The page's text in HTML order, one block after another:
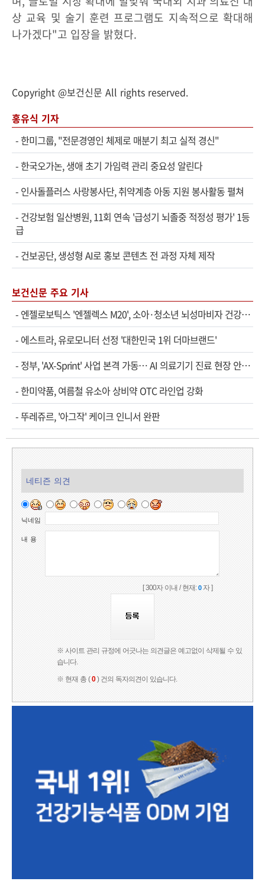
상 교육 및 술기 훈련 프로그램도 지속적으로 확대해
나가겠다"고 입장을 밝혔다.
Copyright @보건신문 All rights reserved.
홍유식 기자
- 한미그룹, "전문경영인 체제로 매분기 최고 실적 경신"
- 한국오가논, 생애 초기 가임력 관리 중요성 알린다
- 인사돌플러스 사랑봉사단, 취약계층 아동 지원 봉사활동 펼쳐
- 건강보험 일산병원, 11회 연속 '급성기 뇌졸중 적정성 평가' 1등
급
- 건보공단, 생성형 AI로 홍보 콘텐츠 전 과정 자체 제작
보건신문 주요 기사
- 엔젤로보틱스 '엔젤렉스 M20', 소아·청소년 뇌성마비자 건강보험 확대 적용
- 에스트라, 유로모니터 선정 '대한민국 1위 더마브랜드'
- 정부, 'AX-Sprint' 사업 본격 가동… AI 의료기기 진료 현장 안착 속도
- 한미약품, 여름철 유소아 상비약 OTC 라인업 강화
-뚜레쥬르, '아그작' 케이크 인니서 완판
네티즌 의견
닉네임
내 용
[ 300자 이내 / 현재:0자 ]
※ 사이트 관리 규정에 어긋나는 의견글은 예고없이 삭제될 수 있
습니다.
※ 현재 총 (0) 건의 독자의견이 있습니다.